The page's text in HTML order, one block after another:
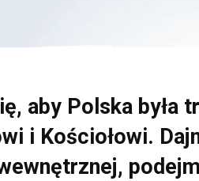
aby Polska była
i Kościołowi.